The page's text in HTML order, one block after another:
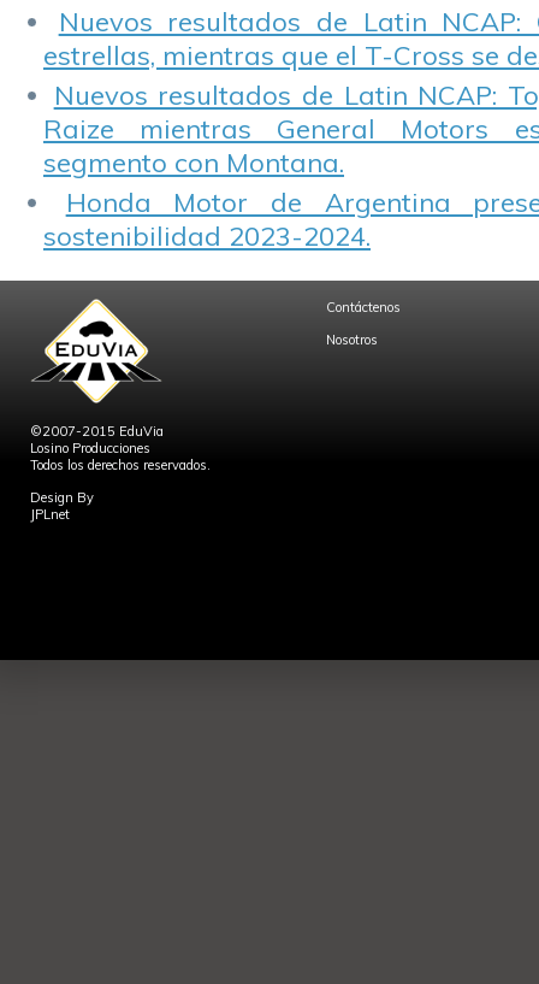
Nuevos resultados de Latin NCAP:
estrellas, mientras que el T-Cross se
Nuevos resultados de Latin NCAP:
Raize mientras General Motors
segmento con Montana.
Honda Motor de Argentina
sostenibilidad 2023-2024.
©2007-2015 EduVia
Losino Producciones
Todos los derechos reservados.
Design By
JPLnet
Contáctenos
Nosotros